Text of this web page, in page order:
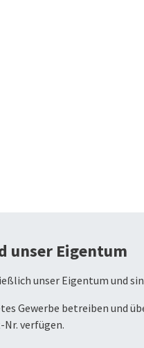
unser Eigentum
unser Eigentum und
Gewerbe betreiben und
verfügen.